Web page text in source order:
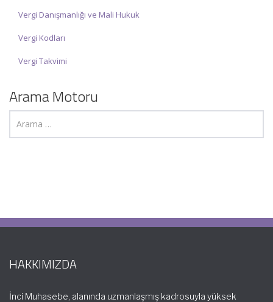
Vergi Danışmanlığı ve Mali Hukuk
Vergi Kodları
Vergi Takvimi
Arama Motoru
HAKKIMIZDA
İnci Muhasebe, alanında uzmanlaşmış kadrosuyla yüksek